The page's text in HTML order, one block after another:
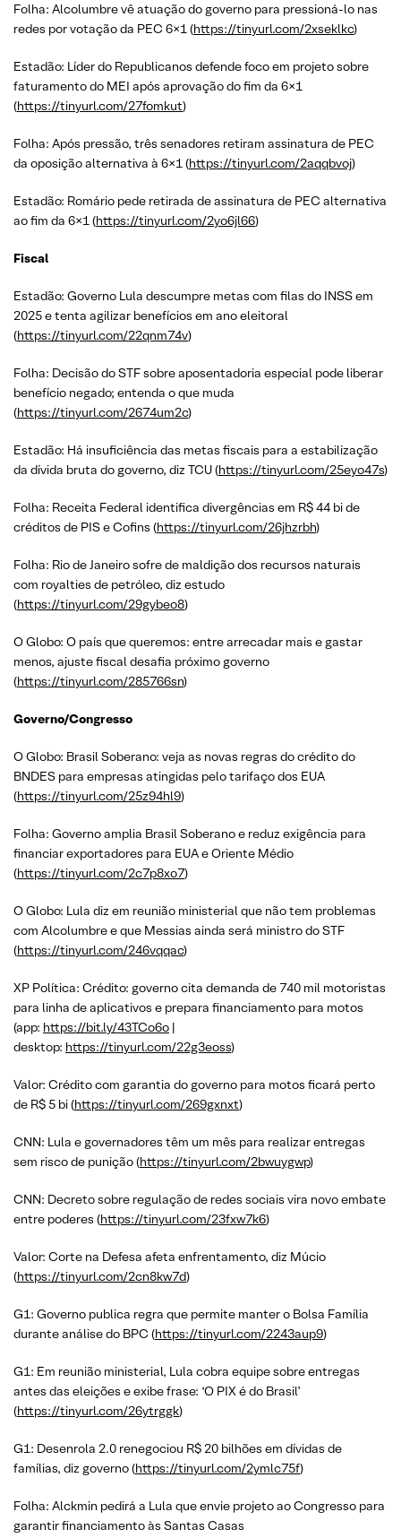
Folha: Alcolumbre vê atuação do governo para pressioná-lo nas
redes por votação da PEC 6×1 (https://tinyurl.com/2xseklkc)
Estadão: Líder do Republicanos defende foco em projeto sobre
faturamento do MEI após aprovação do fim da 6×1
(https://tinyurl.com/27fomkut)
Folha: Após pressão, três senadores retiram assinatura de PEC
da oposição alternativa à 6×1 (https://tinyurl.com/2aqqbvoj)
Estadão: Romário pede retirada de assinatura de PEC alternativa
ao fim da 6×1 (https://tinyurl.com/2yo6jl66)
Fiscal
Estadão: Governo Lula descumpre metas com filas do INSS em
2025 e tenta agilizar benefícios em ano eleitoral
(https://tinyurl.com/22qnm74v)
Folha: Decisão do STF sobre aposentadoria especial pode liberar
benefício negado; entenda o que muda
(https://tinyurl.com/2674um2c)
Estadão: Há insuficiência das metas fiscais para a estabilização
da dívida bruta do governo, diz TCU (https://tinyurl.com/25eyo47s)
Folha: Receita Federal identifica divergências em R$ 44 bi de
créditos de PIS e Cofins (https://tinyurl.com/26jhzrbh)
Folha: Rio de Janeiro sofre de maldição dos recursos naturais
com royalties de petróleo, diz estudo
(https://tinyurl.com/29gybeo8)
O Globo: O país que queremos: entre arrecadar mais e gastar
menos, ajuste fiscal desafia próximo governo
(https://tinyurl.com/285766sn)
Governo/Congresso
O Globo: Brasil Soberano: veja as novas regras do crédito do
BNDES para empresas atingidas pelo tarifaço dos EUA
(https://tinyurl.com/25z94hl9)
Folha: Governo amplia Brasil Soberano e reduz exigência para
financiar exportadores para EUA e Oriente Médio
(https://tinyurl.com/2c7p8xo7)
O Globo: Lula diz em reunião ministerial que não tem problemas
com Alcolumbre e que Messias ainda será ministro do STF
(https://tinyurl.com/246vqqac)
XP Política: Crédito: governo cita demanda de 740 mil motoristas
para linha de aplicativos e prepara financiamento para motos
(app: https://bit.ly/43TCo6o |
desktop: https://tinyurl.com/22g3eoss)
Valor: Crédito com garantia do governo para motos ficará perto
de R$ 5 bi (https://tinyurl.com/269gxnxt)
CNN: Lula e governadores têm um mês para realizar entregas
sem risco de punição (https://tinyurl.com/2bwuygwp)
CNN: Decreto sobre regulação de redes sociais vira novo embate
entre poderes (https://tinyurl.com/23fxw7k6)
Valor: Corte na Defesa afeta enfrentamento, diz Múcio
(https://tinyurl.com/2cn8kw7d)
G1: Governo publica regra que permite manter o Bolsa Família
durante análise do BPC (https://tinyurl.com/2243aup9)
G1: Em reunião ministerial, Lula cobra equipe sobre entregas
antes das eleições e exibe frase: ‘O PIX é do Brasil’
(https://tinyurl.com/26ytrggk)
G1: Desenrola 2.0 renegociou R$ 20 bilhões em dívidas de
famílias, diz governo (https://tinyurl.com/2ymlc75f)
Folha: Alckmin pedirá a Lula que envie projeto ao Congresso para
garantir financiamento às Santas Casas